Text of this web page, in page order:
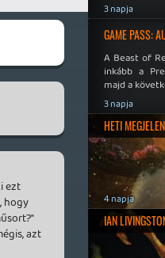
ezt
hogy
azt
3 napja
GAME PASS:
A Beast of
inkább a
majd a
3 napja
HETI
4 napja
IAN